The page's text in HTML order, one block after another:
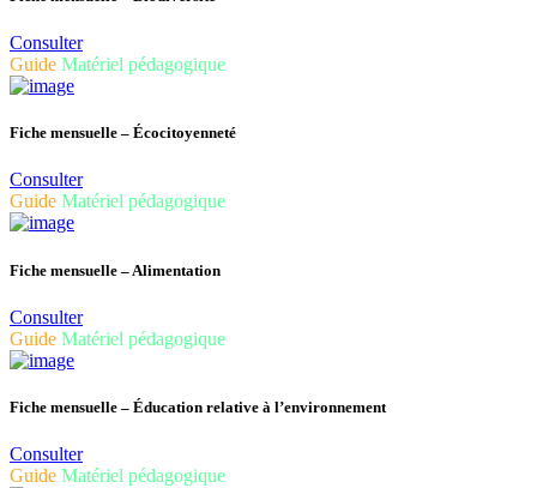
Consulter
Guide Matériel pédagogique
Fiche mensuelle – Écocitoyenneté
Consulter
Guide Matériel pédagogique
Fiche mensuelle – Alimentation
Consulter
Guide Matériel pédagogique
Fiche mensuelle – Éducation relative à l’environnement
Consulter
Guide Matériel pédagogique